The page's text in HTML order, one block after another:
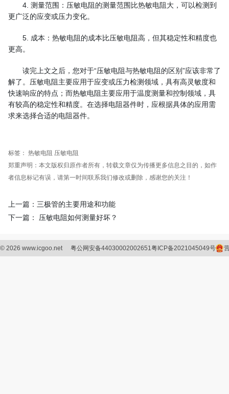
4. 测量范围：压敏电阻的测量范围比热敏电阻大，可以检测到
更广泛的应变或压力变化。
5. 成本：热敏电阻的成本比压敏电阻高，但其稳定性和精度也
更高。
读完上文之后，您对于“压敏电阻与热敏电阻的区别”应该非常了
解了。压敏电阻主要应用于应变或压力检测领域，具有高灵敏度和
快速响应的特点；而热敏电阻主要应用于温度测量和控制领域，具
有较高的稳定性和精度。在选择电阻器件时，应根据具体的应用需
求来选择合适的电阻器件。
标签： 热敏电阻 压敏电阻
郑重声明：本文版权归原作者所有，转载文章仅为传播更多信息之目的，如作
者信息标记有误，请第一时间联系我们修改或删除，感谢您的关注！
上一篇：三极管的主要用途和功能
下一篇： 压敏电阻如何测量好坏？
© 2026 www.icgoo.net 粤公网安备44030002002651粤ICP备2021045049号